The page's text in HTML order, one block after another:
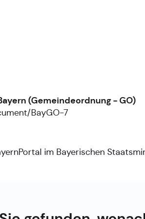
(Gemeindeordnung - GO)
BayGO-7
im Bayerischen